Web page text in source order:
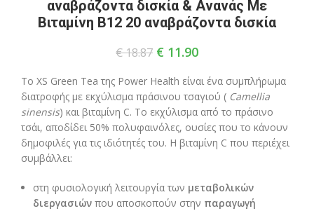
αναβράζοντα δισκία & Ανανάς Με
Βιταμίνη Β12 20 αναβράζοντα δισκία
€18.87 € 11.90
Το XS Green Tea της Power Health είναι ένα συμπλήρωμα
διατροφής με εκχύλισμα πράσινου τσαγιού ( Camellia
sinensis) και βιταμίνη C. Το εκχύλισμα από το πράσινο
τσάι, αποδίδει 50% πολυφαινόλες, ουσίες που το κάνουν
δημοφιλές για τις ιδιότητές του. Η βιταμίνη C που περιέχει
συμβάλλει:
στη φυσιολογική λειτουργία των μεταβολικών
διεργασιών που αποσκοπούν στην παραγωγή